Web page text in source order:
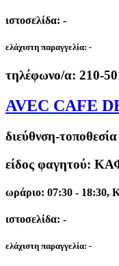
ιστοσελίδα: -
ελάχιστη παραγγελία: -
τηλέφωνο/α: 210-
AVEC CAFE
διεύθνση-
είδος φαγητού:
ωράριο: 07:30 - 18:30,
ιστοσελίδα: -
ελάχιστη παραγγελία: -